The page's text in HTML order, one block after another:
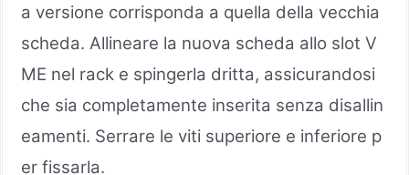
a versione corrisponda a quella della vecchia
scheda. Allineare la nuova scheda allo slot V
ME nel rack e spingerla dritta, assicurandosi
che sia completamente inserita senza disallin
eamenti. Serrare le viti superiore e inferiore p
er fissarla.